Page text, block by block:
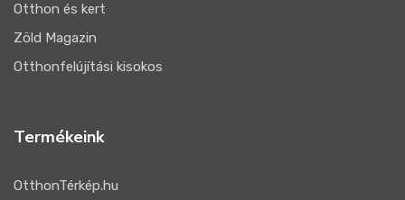
Otthon és kert
Zöld Magazin
Otthonfelújítási kisokos
Termékeink
OtthonTérkép.hu